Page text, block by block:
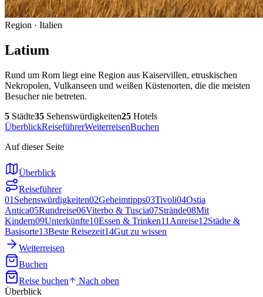
Region · Italien
Latium
Rund um Rom liegt eine Region aus Kaiservillen, etruskischen
Nekropolen, Vulkanseen und weißen Küstenorten, die die meisten
Besucher nie betreten.
5 Städte35 Sehenswürdigkeiten25 Hotels
ÜberblickReiseführerWeiterreisenBuchen
Auf dieser Seite
Überblick
Reiseführer
01 Sehenswürdigkeiten02Geheimtipps03Tivoli04Ostia
Antica05Rundreise06Viterbo & Tuscia07Strände08Mit
Kindern09Unterkünfte10Essen & Trinken11 Anreise12Städte &
Basisorte13Beste Reisezeit14Gut zu wissen
Weiterreisen
Buchen
Reise buchen
Nach oben
Überblick